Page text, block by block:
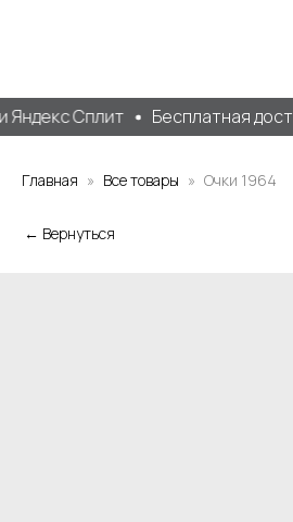
Сплит Бесплатная
Главная Все товары Очки 1964
← Вернуться